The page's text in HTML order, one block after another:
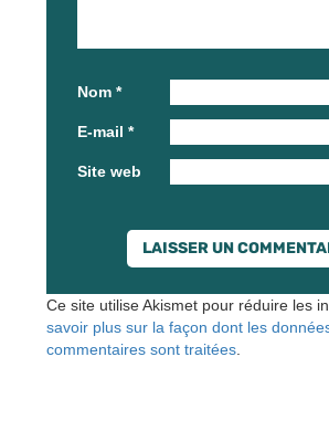
Nom *
E-mail *
Site web
Ce site utilise Akismet pour réduire les
savoir plus sur la façon dont les
commentaires sont traitées